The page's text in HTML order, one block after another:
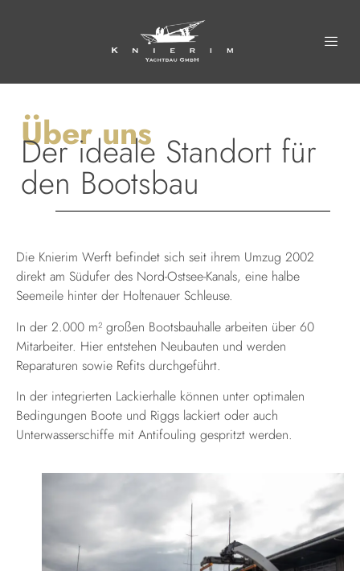
Über uns
Der ideale Standort für
den Bootsbau
Die Knierim Werft befindet sich seit ihrem Umzug 2002
direkt am Südufer des Nord-Ostsee-Kanals, eine halbe
Seemeile hinter der Holtenauer Schleuse.
In der 2.000 m² großen Bootsbauhalle arbeiten über 60
Mitarbeiter. Hier entstehen Neubauten und werden
Reparaturen sowie Refits durchgeführt.
In der integrierten Lackierhalle können unter optimalen
Bedingungen Boote und Riggs lackiert oder auch
Unterwasserschiffe mit Antifouling gespritzt werden.